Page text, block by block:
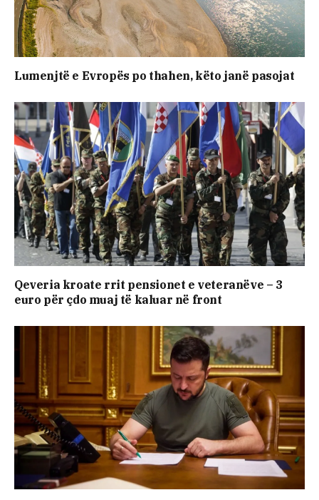
Lumenjtë e Evropës po thahen, këto janë pasojat
Qeveria kroate rrit pensionet e veteranëve – 3
euro për çdo muaj të kaluar në front